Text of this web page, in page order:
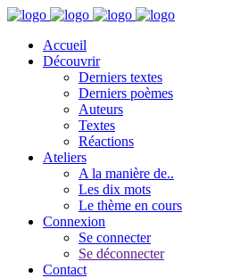
Accueil
Découvrir
Derniers textes
Derniers poèmes
Auteurs
Textes
Réactions
Ateliers
A la manière de..
Les dix mots
Le thème en cours
Connexion
Se connecter
Se déconnecter
Contact